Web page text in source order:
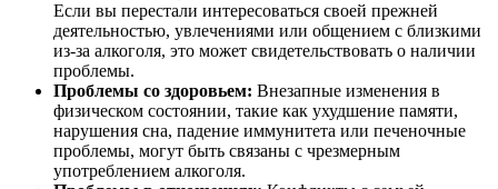
Если вы перестали интересоваться своей прежней
деятельностью, увлечениями или общением с близкими
из-за алкоголя, это может свидетельствовать о наличии
проблемы.
Проблемы со здоровьем: Внезапные изменения в
физическом состоянии, такие как ухудшение памяти,
нарушения сна, падение иммунитета или печеночные
проблемы, могут быть связаны с чрезмерным
употреблением алкоголя.